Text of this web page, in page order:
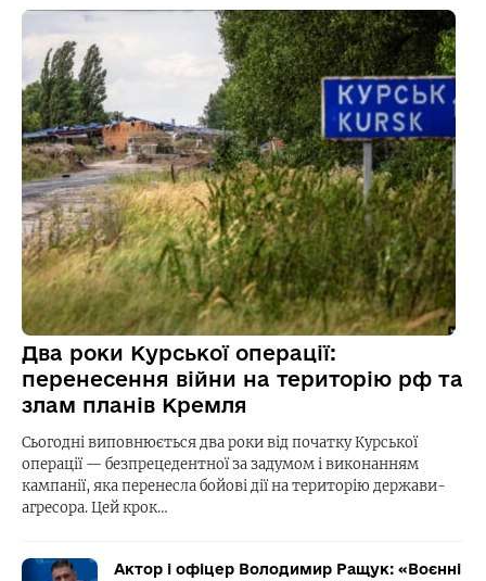
Два роки Курської операції:
перенесення війни на територію рф та
злам планів Кремля
Сьогодні виповнюється два роки від початку Курської
операції — безпрецедентної за задумом і виконанням
кампанії, яка перенесла бойові дії на територію держави-
агресора. Цей крок…
Актор і офіцер Володимир Ращук: «Воєнні